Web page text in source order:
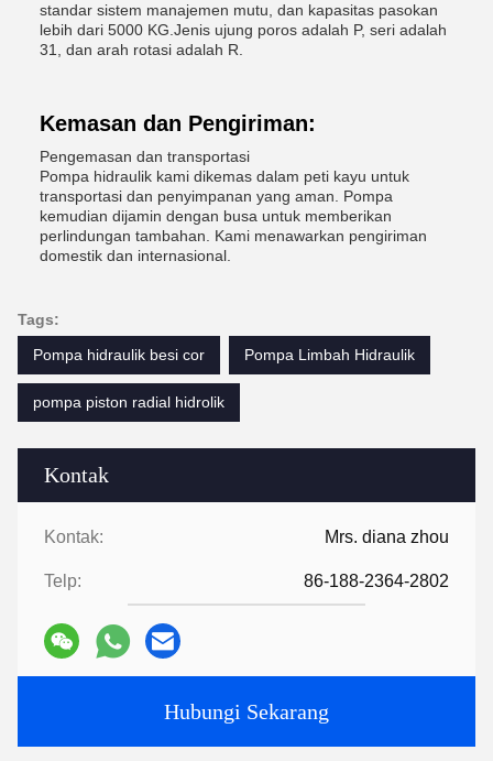
Kontak
Kontak: Mrs. diana zhou
Telp: 86-188-2364-2802
Hubungi Sekarang
standar sistem manajemen mutu, dan kapasitas pasokan
lebih dari 5000 KG.Jenis ujung poros adalah P, seri adalah
31, dan arah rotasi adalah R.
Kemasan dan Pengiriman:
Pengemasan dan transportasi
Pompa hidraulik kami dikemas dalam peti kayu untuk
transportasi dan penyimpanan yang aman. Pompa
kemudian dijamin dengan busa untuk memberikan
perlindungan tambahan. Kami menawarkan pengiriman
domestik dan internasional.
Tags:
Pompa hidraulik besi cor
Pompa Limbah Hidraulik
pompa piston radial hidrolik